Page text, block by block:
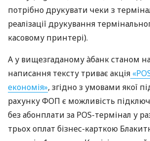
потрібно друкувати чеки з
реалізації друкування
касовому принтері).
А у вищезгаданому àбанк станом
написання тексту триває акція
економія», згідно з умовами якої
рахунку ФОП є можливість
без абонплати за POS-термінал у
трьох оплат бізнес-карткою